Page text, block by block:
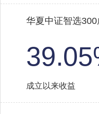
华夏中证智选
成立以来收益